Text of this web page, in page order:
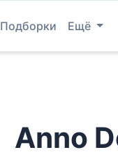
Подборки Ещё
Anno